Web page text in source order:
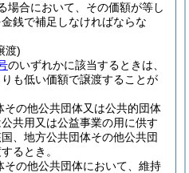
場合において、その価額が等し
銭で補足しなければならな
渡)
のいずれかに該当するときは、
も低い価額で譲渡することが
その他公共団体又は公共的団体
共用又は公益事業の用に供す
、地方公共団体その他公共団
るとき。
その他公共団体において、維持